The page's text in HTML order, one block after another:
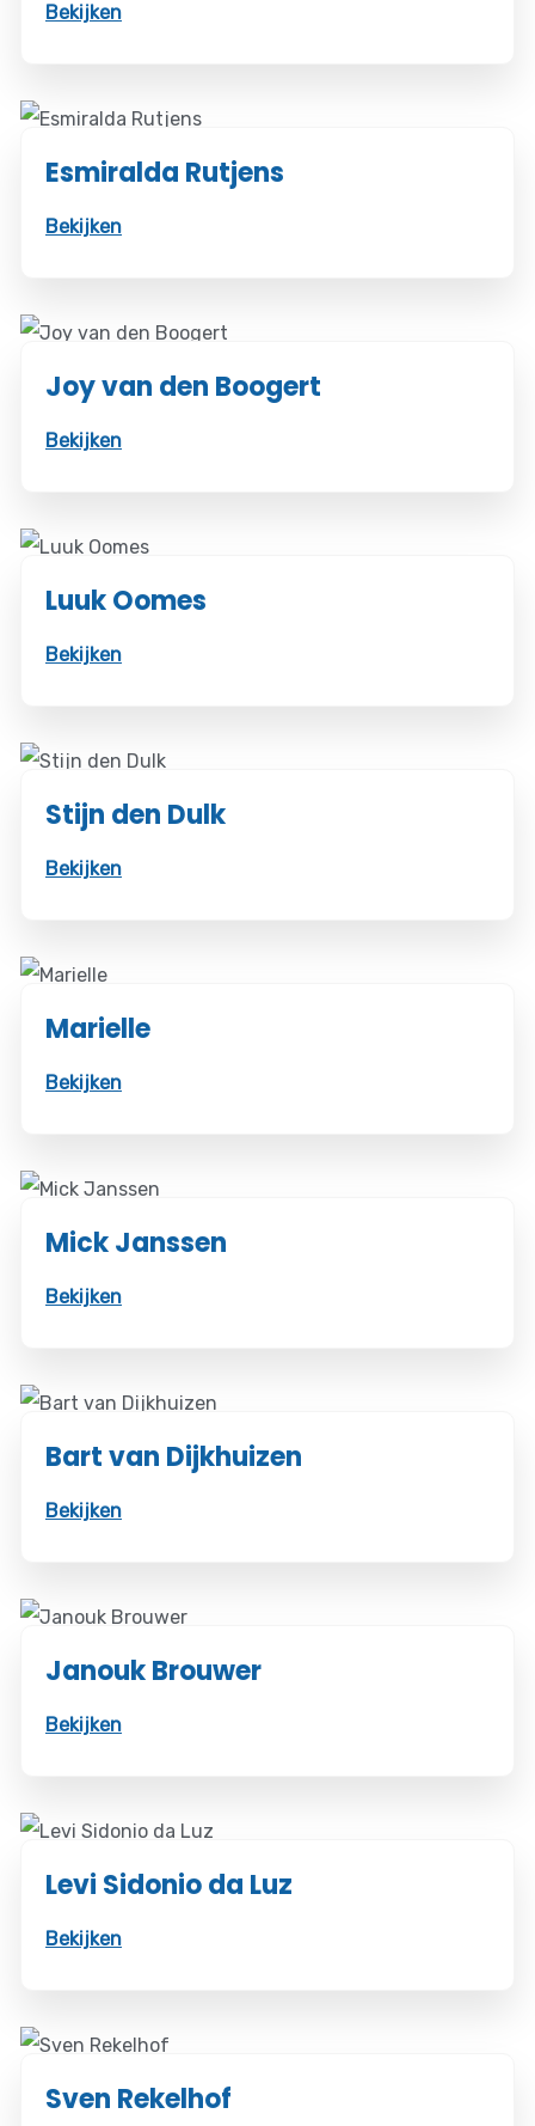
Bekijken
Esmiralda Rutjens
Bekijken
Joy van den Boogert
Bekijken
Luuk Oomes
Bekijken
Stijn den Dulk
Bekijken
Marielle
Bekijken
Mick Janssen
Bekijken
Bart van Dijkhuizen
Bekijken
Janouk Brouwer
Bekijken
Levi Sidonio da Luz
Bekijken
Sven Rekelhof